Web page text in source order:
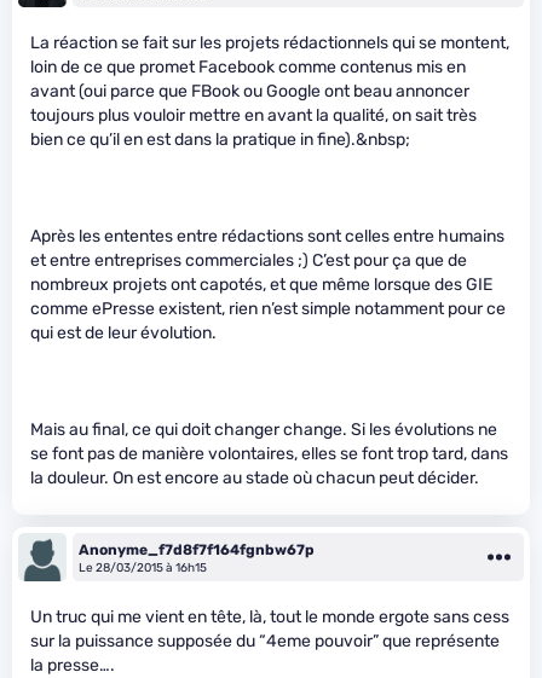
La réaction se fait sur les projets rédactionnels qui se montent,
loin de ce que promet Facebook comme contenus mis en
avant (oui parce que FBook ou Google ont beau annoncer
toujours plus vouloir mettre en avant la qualité, on sait très
bien ce qu’il en est dans la pratique in fine).&nbsp;
Après les ententes entre rédactions sont celles entre humains
et entre entreprises commerciales ;) C’est pour ça que de
nombreux projets ont capotés, et que même lorsque des GIE
comme ePresse existent, rien n’est simple notamment pour ce
qui est de leur évolution.
Mais au final, ce qui doit changer change. Si les évolutions ne
se font pas de manière volontaires, elles se font trop tard, dans
la douleur. On est encore au stade où chacun peut décider.
Anonyme_f7d8f7f164fgnbw67p
Le 28/03/2015 à 16h15
Un truc qui me vient en tête, là, tout le monde ergote sans cess
sur la puissance supposée du “4eme pouvoir” que représente
la presse….